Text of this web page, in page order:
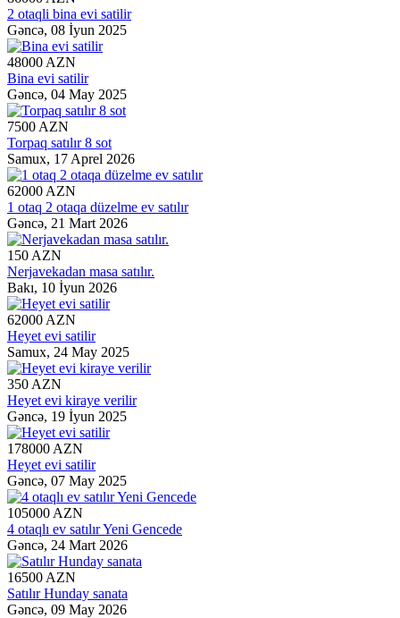
2 otaqli bina evi satilir
Gəncə, 08 İyun 2025
48000 AZN
Bina evi satilir
Gəncə, 04 May 2025
7500 AZN
Torpaq satılır 8 sot
Samux, 17 Aprel 2026
62000 AZN
1 otaq 2 otaqa düzelme ev satılır
Gəncə, 21 Mart 2026
150 AZN
Nerjavekadan masa satılır.
Bakı, 10 İyun 2026
62000 AZN
Heyet evi satilir
Samux, 24 May 2025
350 AZN
Heyet evi kiraye verilir
Gəncə, 19 İyun 2025
178000 AZN
Heyet evi satilir
Gəncə, 07 May 2025
105000 AZN
4 otaqlı ev satılır Yeni Gencede
Gəncə, 24 Mart 2026
16500 AZN
Satılır Hunday sanata
Gəncə, 09 May 2026